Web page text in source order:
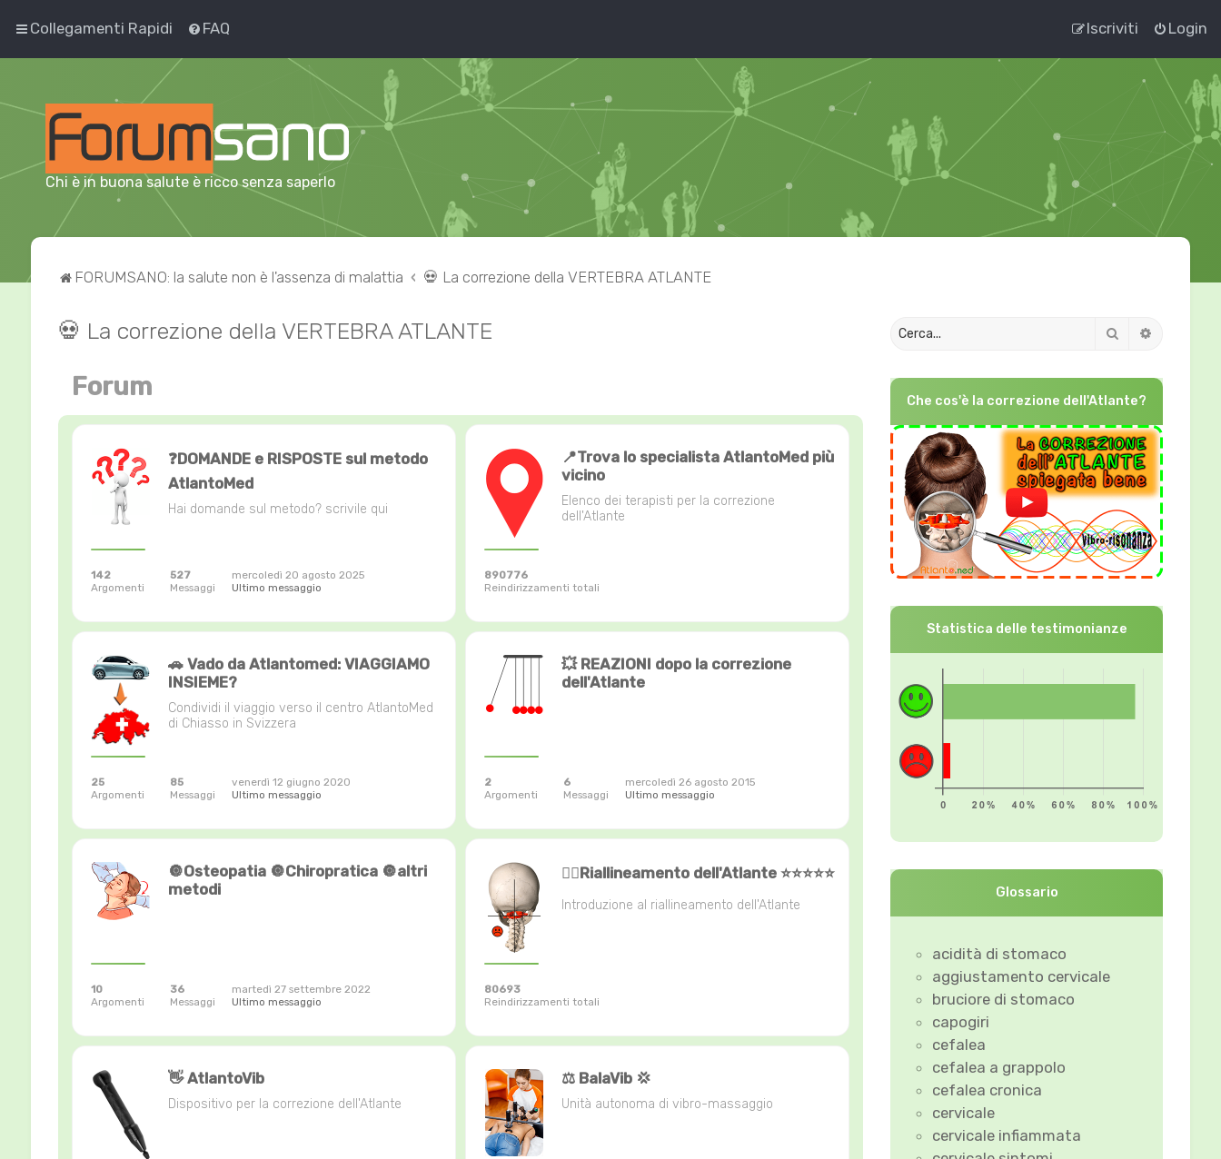
Collegamenti Rapidi FAQ Login
Iscriviti
Chi è in buona salute è ricco senza saperlo
FORUMSANO: la salute non è l'assenza di malattia 💀 La correzione della VERTEBRA ATLANTE
💀 La correzione della VERTEBRA ATLANTE
Forum
❓DOMANDE e RISPOSTE sul metodo
AtlantoMed
Hai domande sul metodo? scrivile qui
142
Argomenti
527
Messaggi
mercoledì 20 agosto 2025
Ultimo messaggio
📍Trova lo specialista AtlantoMed più
vicino
Elenco dei terapisti per la correzione
dell'Atlante
890776
Reindirizzamenti totali
🚗 Vado da Atlantomed: VIAGGIAMO
INSIEME?
Condividi il viaggio verso il centro AtlantoMed
di Chiasso in Svizzera
25
Argomenti
85
Messaggi
venerdì 12 giugno 2020
Ultimo messaggio
💥 REAZIONI dopo la correzione
dell'Atlante
2
Argomenti
6
Messaggi
mercoledì 26 agosto 2015
Ultimo messaggio
🔘Osteopatia 🔘Chiropratica 🔘altri
metodi
10
Argomenti
36
Messaggi
martedì 27 settembre 2022
Ultimo messaggio
🧞‍♂️Riallineamento dell'Atlante ⭐️⭐️⭐️⭐️⭐️
Introduzione al riallineamento dell'Atlante
80693
Reindirizzamenti totali
👋 AtlantoVib
Dispositivo per la correzione dell'Atlante
⚖️ BalaVib 💢
Unità autonoma di vibro-massaggio
Cerca
Che cos'è la correzione dell'Atlante?
Statistica delle testimonianze
Glossario
acidità di stomaco
aggiustamento cervicale
bruciore di stomaco
capogiri
cefalea
cefalea a grappolo
cefalea cronica
cervicale
cervicale infiammata